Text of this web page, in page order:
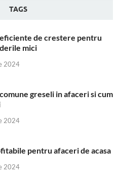
TAGS
de crestere pentru
mici
2024
greseli in afaceri si cum
2024
pentru afaceri de acasa
2024